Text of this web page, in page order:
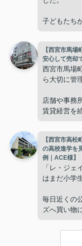
子どもたち
使わない部
「今の私た
掃除や管理
インフィニ
ークナード
先とのスケ
してくださ
販売活動で
ガーデンズ
した。
【西宮市馬
安心して売却
西宮市馬場
ら大切に管
店舗や事務
賃貸経営を
子どもたち
「将来、こ
れない。」
と家族で話
インフィニ
投資家向け
【西宮市高
の高校進学を
例｜ACE様】
「レ・ジェ
はまだ小学
毎日近くの
ズへ買い物
年月が経ち